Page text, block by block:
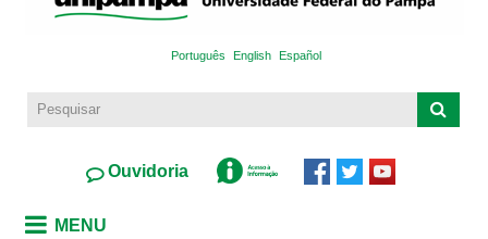
Português English Español
Ouvidoria
MENU